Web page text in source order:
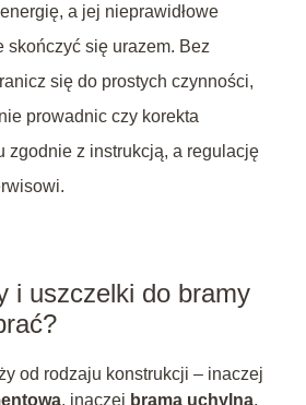
a jej nieprawidłowe
skończyć się urazem. Bez
się do prostych czynności,
prowadnic czy korekta
zgodnie z instrukcją, a regulację
i uszczelki do bramy
od rodzaju konstrukcji – inaczej
, inaczej brama uchylna,